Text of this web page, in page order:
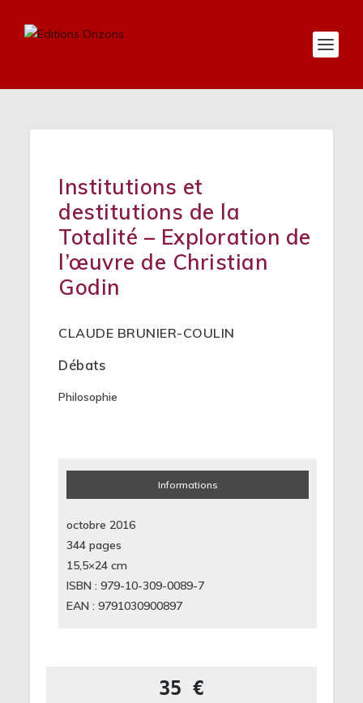
Institutions et
destitutions de la
Totalité – Exploration de
l’œuvre de Christian
Godin
CLAUDE BRUNIER-COULIN
Débats
Philosophie
Informations
octobre 2016
344 pages
15,5×24 cm
ISBN : 979-10-309-0089-7
EAN : 9791030900897
35 €